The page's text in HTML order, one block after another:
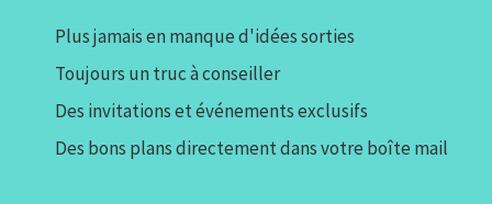
Plus jamais en manque d'idées sorties
Toujours un truc à conseiller
Des invitations et événements exclusifs
Des bons plans directement dans votre boîte mail